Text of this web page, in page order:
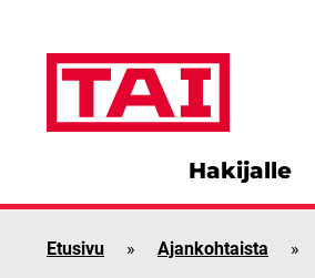
Hakijalle
Etusivu » Ajankohtaista »